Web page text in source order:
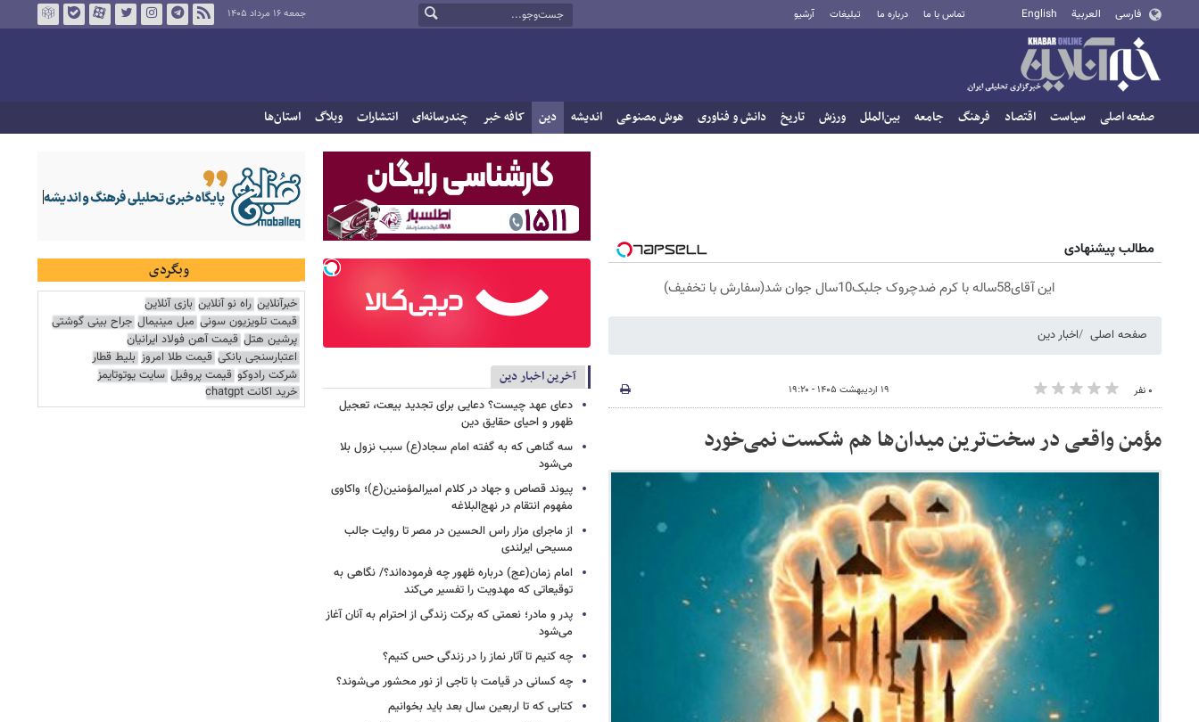
فارسی العربية English تماس با ما درباره ما تبلیغات آرشیو جمعه ۱۶ مرداد ۱۴۰۵
صفحه اصلی سیاست اقتصاد فرهنگ جامعه بین‌الملل ورزش تاریخ دانش و فناوری هوش مصنوعی اندیشه دین کافه خبر چندرسانه‌ای انتشارات وبلاگ استان‌ها
مطالب پیشنهادی
این آقای58ساله با کرم ضدچروک جلبک10سال جوان شد(سفارش با تخفیف)
صفحه اصلی اخبار دین
۰ نفر ۱۹ اردیبهشت ۱۴۰۵ - ۱۹:۲۰
مؤمن واقعی در سخت‌ترین میدان‌ها هم شکست نمی‌خورد
آخرین اخبار دین
دعای عهد چیست؟ دعایی برای تجدید بیعت، تعجیل
ظهور و احیای حقایق دین
سه گناهی که به گفته امام سجاد(ع) سبب نزول بلا
می‌شود
پیوند قصاص و جهاد در کلام امیرالمؤمنین(ع)؛ واکاوی
مفهوم انتقام در نهج‌البلاغه
از ماجرای مزار راس الحسین در مصر تا روایت جالب
مسیحی ایرلندی
امام زمان(عج) درباره ظهور چه فرموده‌اند؟/ نگاهی به
توقیعاتی که مهدویت را تفسیر می‌کند
پدر و مادر؛ نعمتی که برکت زندگی از احترام به آنان آغاز
می‌شود
چه کنیم تا آثار نماز را در زندگی حس کنیم؟
چه کسانی در قیامت با تاجی از نور محشور می‌شوند؟
کتابی که تا اربعین سال بعد باید بخوانیم
وبگردی
خبرآنلاین راه نو آنلاین بازی آنلاین
قیمت تلویزیون سونی مبل مینیمال جراح بینی گوشتی
پرشین هتل قیمت آهن فولاد ایرانیان
اعتبارسنجی بانکی قیمت طلا امروز بلیط قطار
شرکت رادوکو قیمت پروفیل سایت یوتوتایمز
خرید اکانت chatgpt